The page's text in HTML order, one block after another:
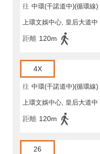
往 中環(干諾道中)(循環線)
上環文娛中心, 皇后大道中
距離 120m
4X
往 中環(干諾道中)(循環線)
上環文娛中心, 皇后大道中
距離 120m
26